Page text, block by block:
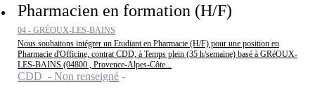
Pharmacien en formation (H/F)
04 - GRÉOUX-LES-BAINS
Nous souhaitons intégrer un Etudiant en Pharmacie (H/F) pour une position en
Pharmacie d'Officine, contrat CDD, à Temps plein (35 h/semaine) basé à GRéOUX-
LES-BAINS (04800 , Provence-Alpes-Côte...
CDD - Non renseigné